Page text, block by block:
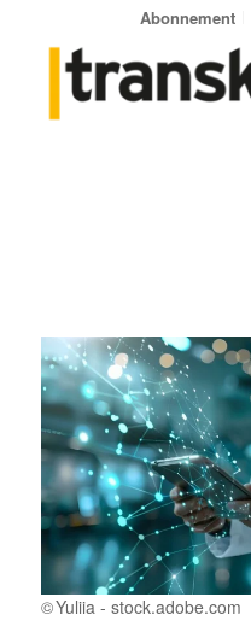
Abonnement
Yuliia - stock.adobe.com